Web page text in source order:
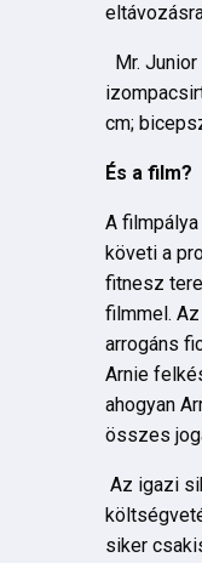
Mr.
cm;
És a film?
A
követi a
fitnesz
filmmel.
arrogáns
Arnie
ahogyan
összes
Az igazi
siker